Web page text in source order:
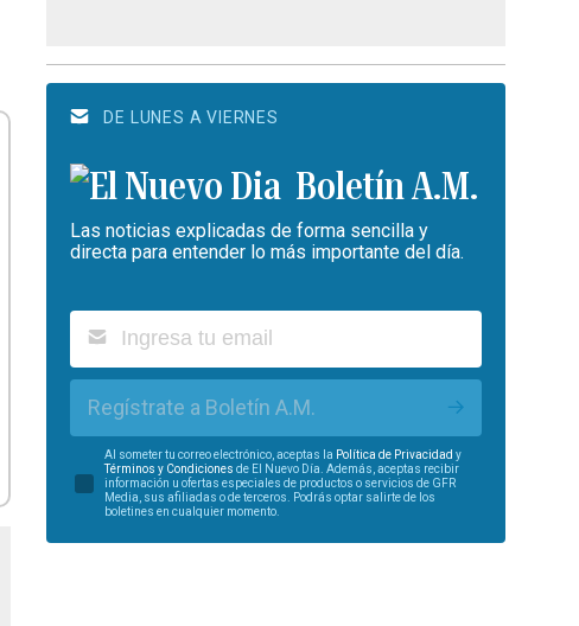
DE LUNES A VIERNES
Boletín A.M.
Las noticias explicadas de forma sencilla y
directa para entender lo más importante del día.
Regístrate a Boletín A.M.
Al someter tu correo electrónico, aceptas la Política de Privacidad y
Términos y Condiciones de El Nuevo Día. Además, aceptas recibir
información u ofertas especiales de productos o servicios de GFR
Media, sus afiliadas o de terceros. Podrás optar salirte de los
boletines en cualquier momento.